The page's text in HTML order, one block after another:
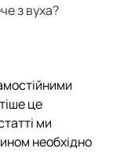
з вуха?
це
ми
необхідно